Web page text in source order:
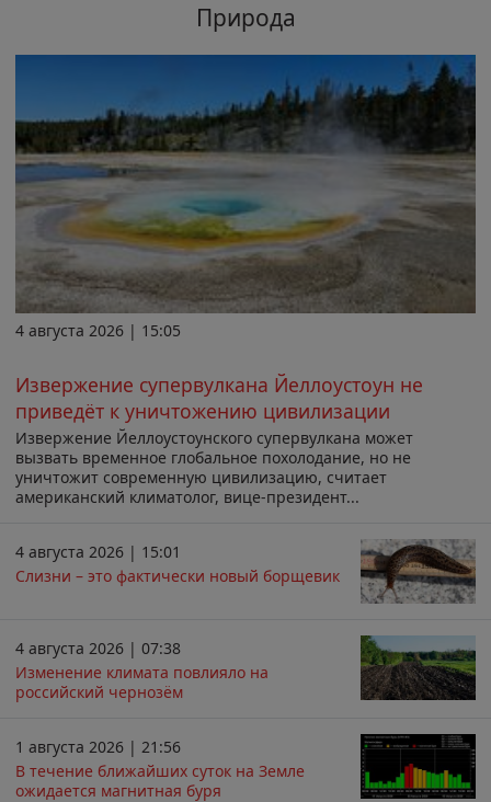
Природа
4 августа 2026 | 15:05
Извержение супервулкана Йеллоустоун не
приведёт к уничтожению цивилизации
Извержение Йеллоустоунского супервулкана может
вызвать временное глобальное похолодание, но не
уничтожит современную цивилизацию, считает
американский климатолог, вице-президент...
4 августа 2026 | 15:01
Слизни – это фактически новый борщевик
4 августа 2026 | 07:38
Изменение климата повлияло на
российский чернозём
1 августа 2026 | 21:56
В течение ближайших суток на Земле
ожидается магнитная буря